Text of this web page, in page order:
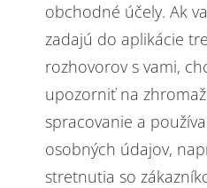
obchodné účely. Ak
zadajú do aplikácie
rozhovorov s vami,
upozorniť na
spracovanie a
osobných údajov,
stretnutia so